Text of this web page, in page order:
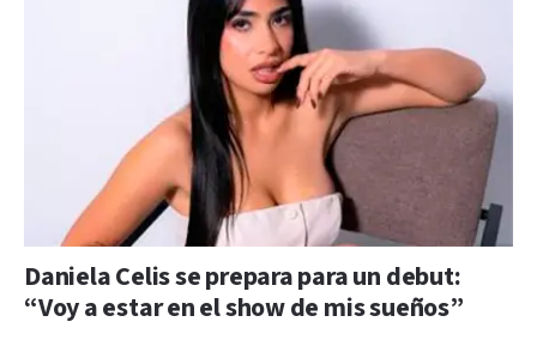
Daniela Celis se prepara para un debut:
“Voy a estar en el show de mis sueños”